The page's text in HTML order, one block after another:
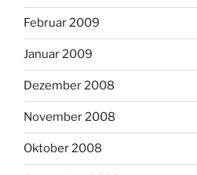
Februar 2009
Januar 2009
Dezember 2008
November 2008
Oktober 2008